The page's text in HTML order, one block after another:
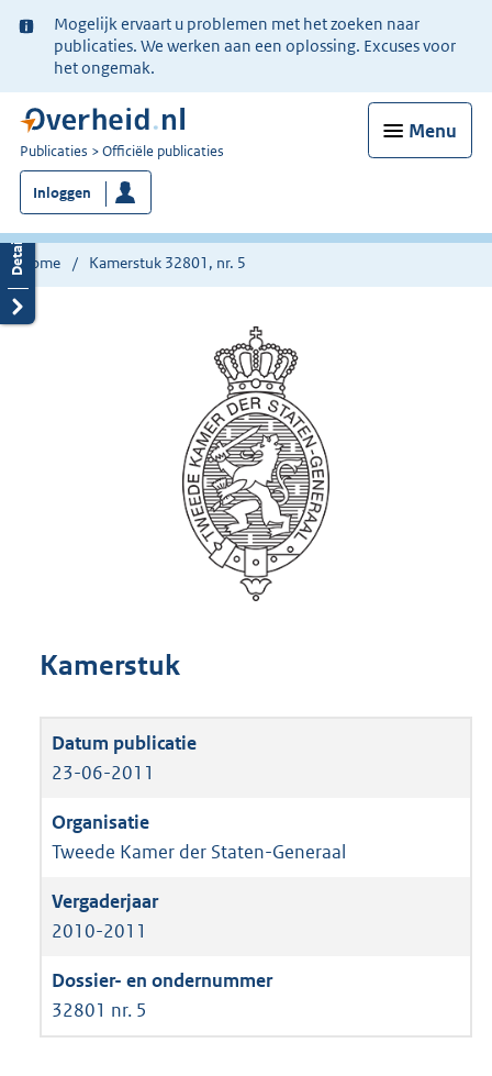
Ter
informatie:
Mogelijk ervaart u problemen met het zoeken naar
publicaties. We werken aan een oplossing. Excuses voor
het ongemak.
Menu
U
bent
nu
hier:
Publicaties Officiële publicaties
Inloggen
Home Kamerstuk 32801, nr. 5
Kamerstuk
23-06-2011
Tweede Kamer der Staten-Generaal
2010-2011
32801 nr. 5